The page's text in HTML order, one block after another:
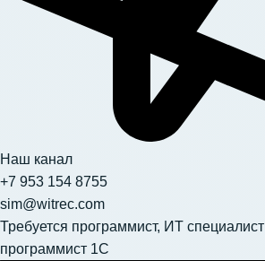
Наш канал
+7 953 154 8755
sim@witrec.com
Требуется программист, ИТ специалист
программист 1С